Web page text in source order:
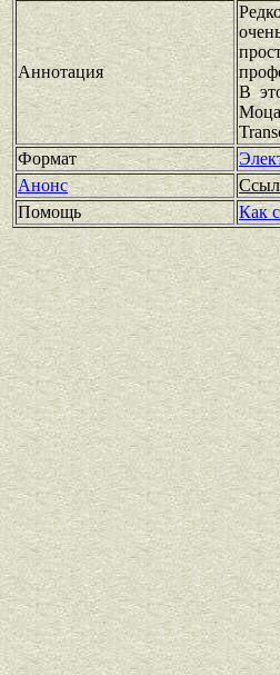
Аннотация
В
Формат
Анонс
Помощь
Как